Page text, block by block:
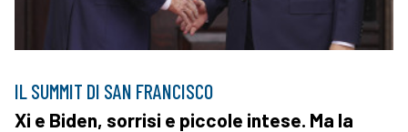
IL SUMMIT DI SAN FRANCISCO
Xi e Biden, sorrisi e piccole intese. Ma la